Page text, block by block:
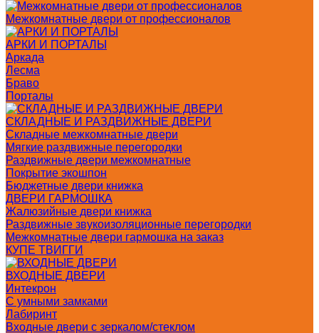
Межкомнатные двери от профессионалов
АРКИ И ПОРТАЛЫ
Аркада
Лесма
Браво
Порталы
СКЛАДНЫЕ И РАЗДВИЖНЫЕ ДВЕРИ
Складные межкомнатные двери
Мягкие раздвижные перегородки
Раздвижные двери межкомнатные
Покрытие экошпон
Бюджетные двери книжка
ДВЕРИ ГАРМОШКА
Жалюзийные двери книжка
Раздвижные звукоизоляционные перегородки
Межкомнатные двери гармошка на заказ
КУПЕ ТВИГГИ
ВХОДНЫЕ ДВЕРИ
Интекрон
С умными замками
Лабиринт
Входные двери с зеркалом/стеклом